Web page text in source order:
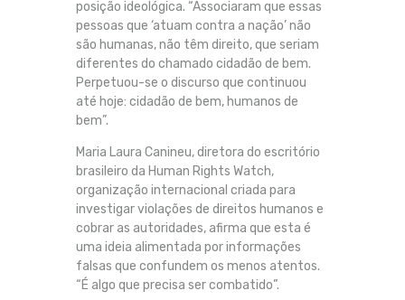
posição ideológica. “Associaram que essas
pessoas que ‘atuam contra a nação’ não
são humanas, não têm direito, que seriam
diferentes do chamado cidadão de bem.
Perpetuou-se o discurso que continuou
até hoje: cidadão de bem, humanos de
bem”.
Maria Laura Canineu, diretora do escritório
brasileiro da Human Rights Watch,
organização internacional criada para
investigar violações de direitos humanos e
cobrar as autoridades, afirma que esta é
uma ideia alimentada por informações
falsas que confundem os menos atentos.
“É algo que precisa ser combatido”.